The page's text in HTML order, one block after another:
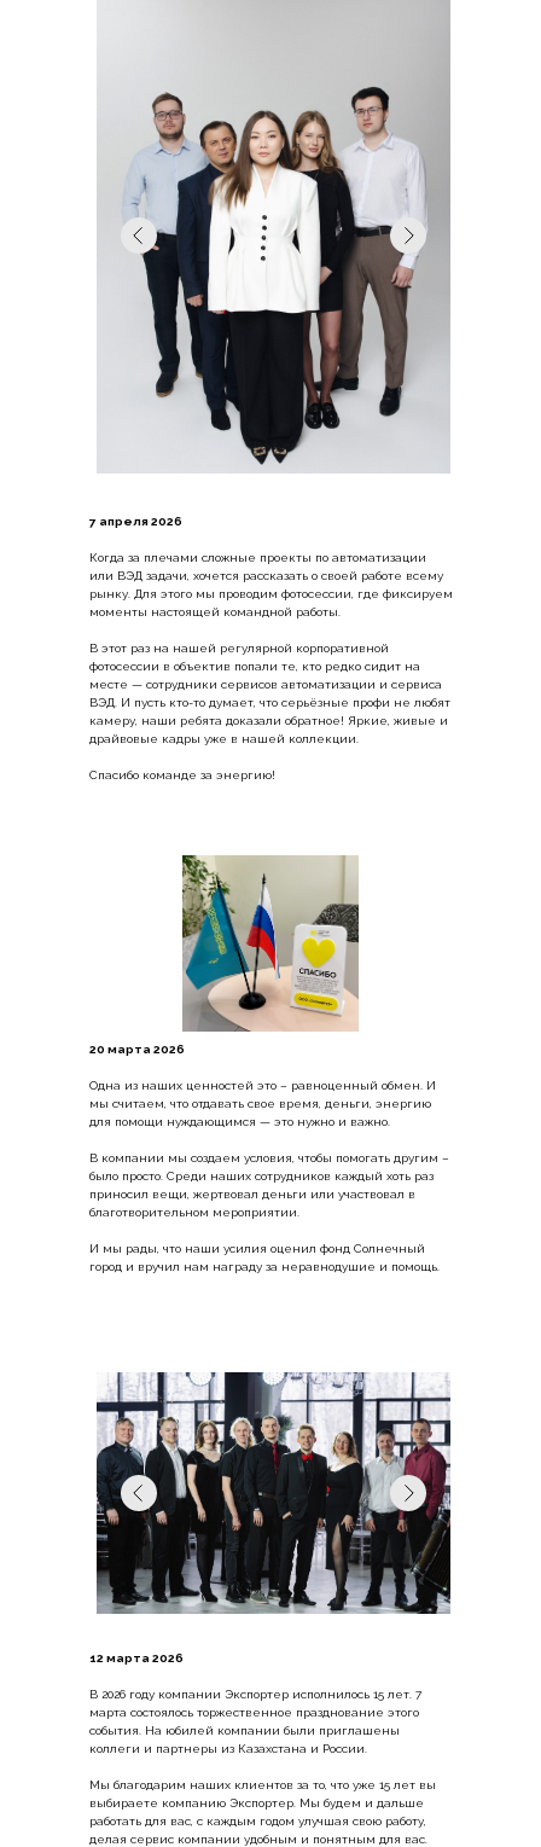
7 апреля 2026
Когда за плечами сложные проекты по автоматизации
или ВЭД задачи, хочется рассказать о своей работе всему
рынку. Для этого мы проводим фотосессии, где фиксируем
моменты настоящей командной работы.
В этот раз на нашей регулярной корпоративной
фотосессии в объектив попали те, кто редко сидит на
месте — сотрудники сервисов автоматизации и сервиса
ВЭД. И пусть кто-то думает, что серьёзные профи не любят
камеру, наши ребята доказали обратное! Яркие, живые и
драйвовые кадры уже в нашей коллекции.
Спасибо команде за энергию!
20 марта 2026
Одна из наших ценностей это – равноценный обмен. И
мы считаем, что отдавать свое время, деньги, энергию
для помощи нуждающимся — это нужно и важно.
В компании мы создаем условия, чтобы помогать другим –
было просто. Среди наших сотрудников каждый хоть раз
приносил вещи, жертвовал деньги или участвовал в
благотворительном мероприятии.
И мы рады, что наши усилия оценил фонд Солнечный
город и вручил нам награду за неравнодушие и помощь.
12 марта 2026
В 2026 году компании Экспортер исполнилось 15 лет. 7
марта состоялось торжественное празднование этого
события. На юбилей компании были приглашены
коллеги и партнеры из Казахстана и России.
Мы благодарим наших клиентов за то, что уже 15 лет вы
выбираете компанию Экспортер. Мы будем и дальше
работать для вас, с каждым годом улучшая свою работу,
делая сервис компании удобным и понятным для вас.